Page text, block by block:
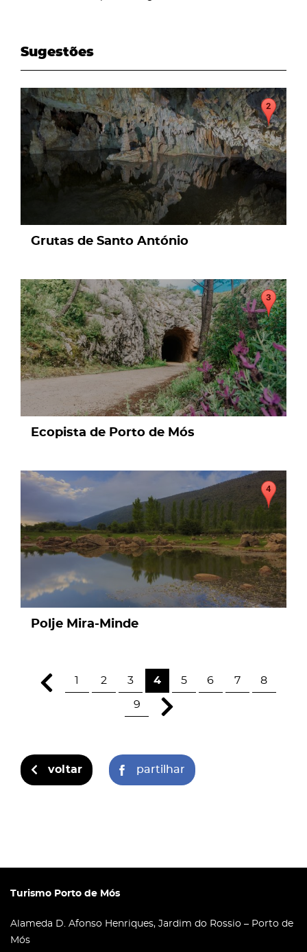
Sugestões
page
Grutas de Santo António
page
Ecopista de Porto de Mós
page
Polje Mira-Minde
1 2 3 4 5 6 7 8
9
voltar partilhar
Turismo Porto de Mós
Alameda D. Afonso Henriques, Jardim do Rossio – Porto de
Mós